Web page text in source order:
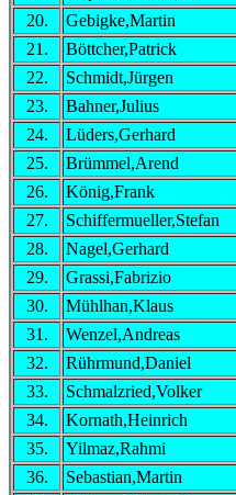
20.
Gebigke,Martin
21.
Böttcher,Patrick
22.
Schmidt,Jürgen
23.
Bahner,Julius
24.
Lüders,Gerhard
25.
Brümmel,Arend
26.
König,Frank
27.
Schiffermueller,Stefan
28.
Nagel,Gerhard
29.
Grassi,Fabrizio
30.
Mühlhan,Klaus
31.
Wenzel,Andreas
32.
Rührmund,Daniel
33.
Schmalzried,Volker
34.
Kornath,Heinrich
35.
Yilmaz,Rahmi
36.
Sebastian,Martin